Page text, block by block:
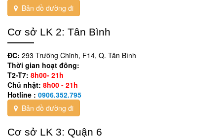
Bản đồ đường đi
Cơ sở LK 2: Tân Bình
ĐC: 293 Trường Chinh, F14, Q. Tân Bình
Thời gian hoạt đông:
T2-T7: 8h00- 21h
Chủ nhật: 8h00 - 21h
Hotline : 0906.352.795
Bản đồ đường đi
Cơ sở LK 3: Quận 6